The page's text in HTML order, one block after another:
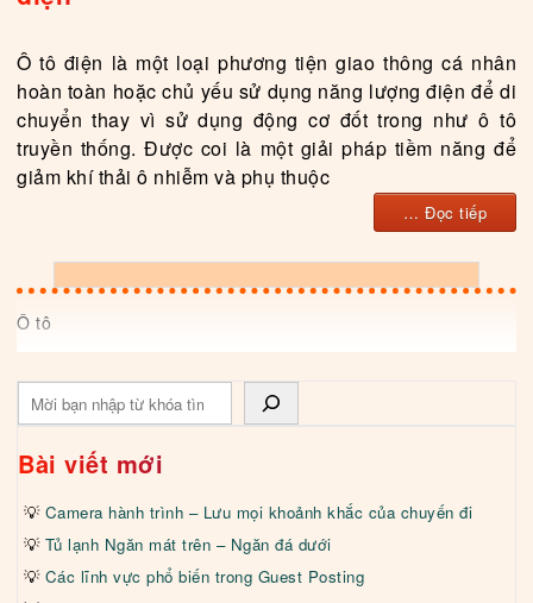
Ô tô điện là một loại phương tiện giao thông cá nhân
hoàn toàn hoặc chủ yếu sử dụng năng lượng điện để di
chuyển thay vì sử dụng động cơ đốt trong như ô tô
truyền thống. Được coi là một giải pháp tiềm năng để
giảm khí thải ô nhiễm và phụ thuộc
… Đọc tiếp
Ô tô
Bài viết mới
Camera hành trình – Lưu mọi khoảnh khắc của chuyến đi
Tủ lạnh Ngăn mát trên – Ngăn đá dưới
Các lĩnh vực phổ biến trong Guest Posting